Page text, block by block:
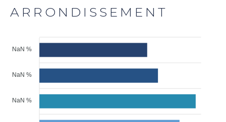
ARRONDISSEMENT
NaN %
NaN %
NaN %